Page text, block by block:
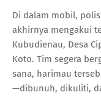
Di dalam mobil,
akhirnya mengakui
Kubudienau, Desa
Koto. Tim segera
sana, harimau
—dibunuh, dikuliti,